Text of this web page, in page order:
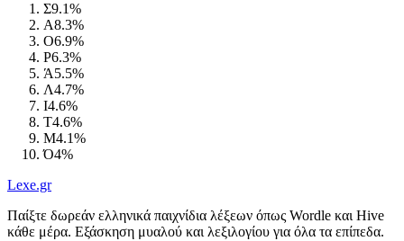
Σ9.1%
Α8.3%
Ο6.9%
Ρ6.3%
Ά5.5%
Λ4.7%
Ι4.6%
Τ4.6%
Μ4.1%
Ό4%
Lexe.gr
Παίξτε δωρεάν ελληνικά παιχνίδια λέξεων όπως Wordle και Hive
κάθε μέρα. Εξάσκηση μυαλού και λεξιλογίου για όλα τα επίπεδα.